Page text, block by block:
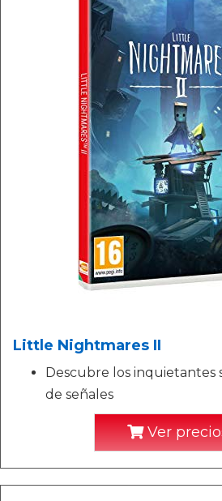
Little Nightmares II
Descubre los inquietantes
de señales
Ver